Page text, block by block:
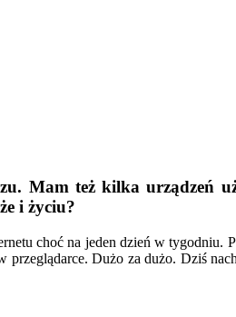
Mam też kilka urządzeń
i życiu?
choć na jeden dzień w tygodniu.
Dużo za dużo. Dziś